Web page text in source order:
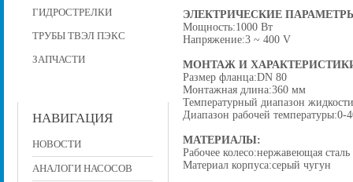
ГИДРОСТРЕЛКИ
ТРУБЫ ТВЭЛ ПЭКС
ЗАПЧАСТИ
НАВИГАЦИЯ
НОВОСТИ
АНАЛОГИ НАСОСОВ
ЭЛЕКТРИЧЕСКИЕ
Мощность:1000 Вт
Напряжение:3 ~ 400 V
МОНТАЖ И
Размер фланца:DN 80
Монтажная длина:360 мм
Температурный диапазон
Диапазон рабочей температуры:0-
МАТЕРИАЛЫ:
Рабочее колесо:нержавеющая сталь
Материал корпуса:серый чугун